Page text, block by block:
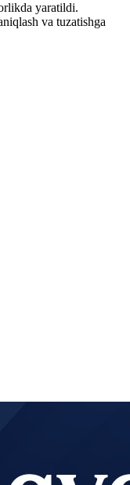
yaratildi.
va tuzatishga